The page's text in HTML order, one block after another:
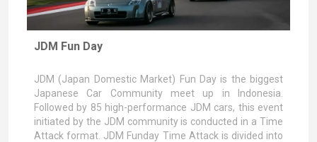
JDM Fun Day
JDM (Japan Domestic Market) Fun Day is the biggest
Japanese Car Community meet up in Indonesia.
Followed by 85 high-performance JDM cars, this event
initiated by the JDM community is conducted in a Time
Attack format. JDM Funday Time Attack is divided into